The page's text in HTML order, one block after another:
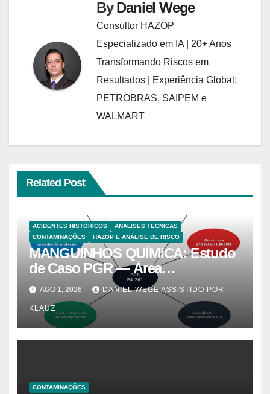
ByDaniel Wege
Consultor HAZOP
Especializado em IA | 20+ Anos
Transformando Riscos em
Resultados | Experiência Global:
PETROBRAS, SAIPEM e
WALMART
Related Post
ACIDENTES HISTÓRICOS
ANALISES TECNICAS
CONTAMINAÇÕES
HAZOP E ANÁLISE DE RISCO
MANGUINHOS QUÍMICA: Estudo
de Caso PGR — Área
Contaminada Prioridade A em
Campinas (CETESB P4.261)
AGO 1, 2026 DANIEL WEGE ASSISTIDO POR
KLAUZ
CONTAMINAÇÕES